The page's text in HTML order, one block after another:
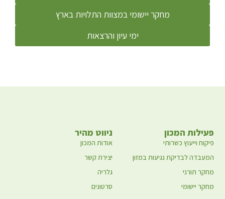
מחקר יישומי במצוות התלויות בארץ
ימי עיון והרצאות
ניווט מהיר
אודות המכון
יצירת קשר
גלריה
סרטונים
פעילות המכון
פיקוח וייעוץ כשרותי
המעבדה לבדיקת נגיעות במזון
מחקר תורני
מחקר יישומי